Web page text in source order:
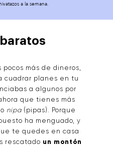
a la semana.
más de dineros,
cuadrar planes en tu
a algunos por
que tienes más
nipa (pipas). Porque
ha menguado, y
te quedes en casa
rescatado un montón